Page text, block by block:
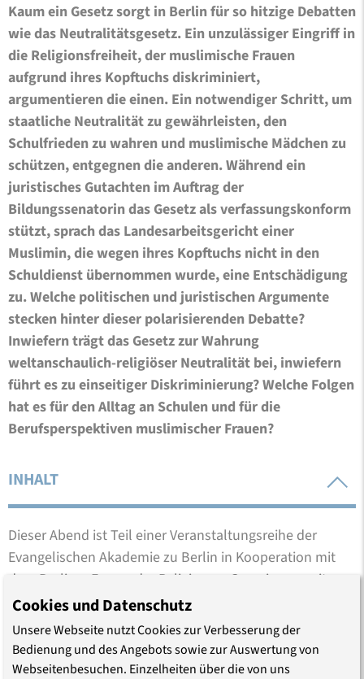
Kaum ein Gesetz sorgt in Berlin für so hitzige Debatten
wie das Neutralitätsgesetz. Ein unzulässiger Eingriff in
die Religionsfreiheit, der muslimische Frauen
aufgrund ihres Kopftuchs diskriminiert,
argumentieren die einen. Ein notwendiger Schritt, um
staatliche Neutralität zu gewährleisten, den
Schulfrieden zu wahren und muslimische Mädchen zu
schützen, entgegnen die anderen. Während ein
juristisches Gutachten im Auftrag der
Bildungssenatorin das Gesetz als verfassungskonform
stützt, sprach das Landesarbeitsgericht einer
Muslimin, die wegen ihres Kopftuchs nicht in den
Schuldienst übernommen wurde, eine Entschädigung
zu. Welche politischen und juristischen Argumente
stecken hinter dieser polarisierenden Debatte?
Inwiefern trägt das Gesetz zur Wahrung
weltanschaulich-religiöser Neutralität bei, inwiefern
führt es zu einseitiger Diskriminierung? Welche Folgen
hat es für den Alltag an Schulen und für die
Berufsperspektiven muslimischer Frauen?
INHALT
Dieser Abend ist Teil einer Veranstaltungsreihe der
Evangelischen Akademie zu Berlin in Kooperation mit
dem Berliner Forum der Religionen. Gemeinsam mit
Vertreter*innen aus Wissenschaft, Politik und
Religionsgemeinschaften diskutieren wir in dieser Reihe
über aktuelle religionspolitische Fragen und
Herausforderungen religiöser Gemeinschaften in der
Cookies und Datenschutz
Unsere Webseite nutzt Cookies zur Verbesserung der
Bedienung und des Angebots sowie zur Auswertung von
Webseitenbesuchen. Einzelheiten über die von uns